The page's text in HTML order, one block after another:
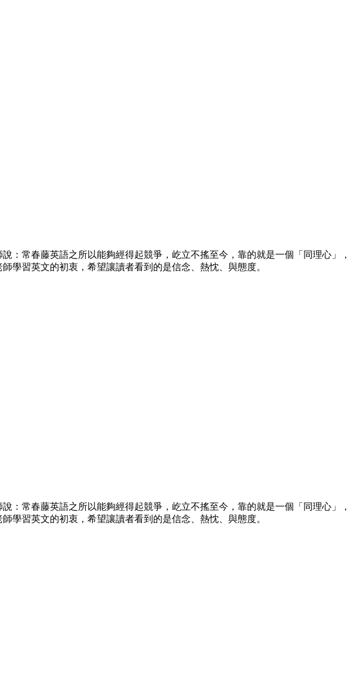
：常春藤英語之所以能夠經得起競爭，屹立不搖至今，靠的就是一個「同理心」，
學習英文的初衷，希望讓讀者看到的是信念、熱忱、與態度。
：常春藤英語之所以能夠經得起競爭，屹立不搖至今，靠的就是一個「同理心」，
學習英文的初衷，希望讓讀者看到的是信念、熱忱、與態度。